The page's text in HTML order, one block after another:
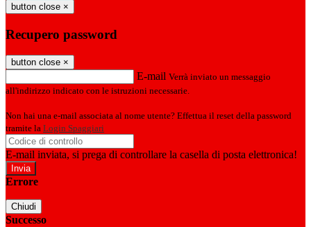
button close ×
Recupero password
button close ×
E-mail Verrà inviato un messaggio
all'indirizzo indicato con le istruzioni necessarie.
Non hai una e-mail associata al nome utente? Effettua il reset della password
tramite la Login Spaggiari
E-mail inviata, si prega di controllare la casella di posta elettronica!
Errore
Chiudi
Successo